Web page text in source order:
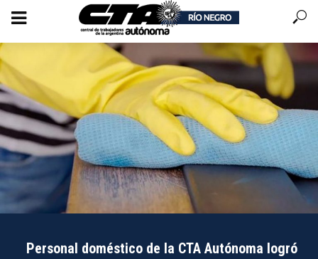
Personal doméstico de la CTA Autónoma logró